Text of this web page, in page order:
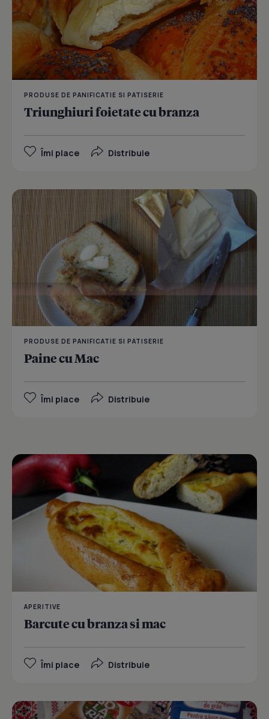
PRODUSE DE PANIFICATIE SI PATISERIE
Triunghiuri foietate cu branza
Îmi place Distribuie
PRODUSE DE PANIFICATIE SI PATISERIE
Paine cu Mac
Îmi place Distribuie
APERITIVE
Barcute cu branza si mac
Îmi place Distribuie